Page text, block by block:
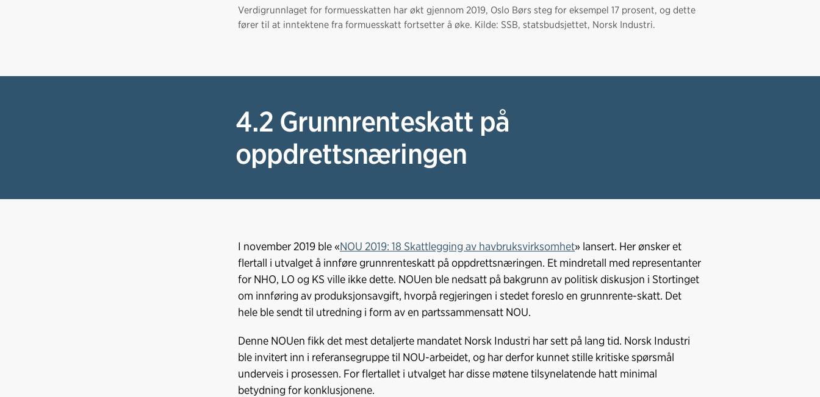
Verdigrunnlaget for formuesskatten har økt gjennom 2019, Oslo Børs steg for eksempel 17 prosent, og dette
fører til at inntektene fra formuesskatt fortsetter å øke. Kilde: SSB, statsbudsjettet, Norsk Industri.
4.2 Grunnrenteskatt på
oppdrettsnæringen
I november 2019 ble «NOU 2019: 18 Skattlegging av havbruksvirksomhet» lansert. Her ønsker et
flertall i utvalget å innføre grunnrenteskatt på oppdrettsnæringen. Et mindretall med representanter
for NHO, LO og KS ville ikke dette. NOUen ble nedsatt på bakgrunn av politisk diskusjon i Stortinget
om innføring av produksjonsavgift, hvorpå regjeringen i stedet foreslo en grunnrente-skatt. Det
hele ble sendt til utredning i form av en partssammensatt NOU.
Denne NOUen fikk det mest detaljerte mandatet Norsk Industri har sett på lang tid. Norsk Industri
ble invitert inn i referansegruppe til NOU-arbeidet, og har derfor kunnet stille kritiske spørsmål
underveis i prosessen. For flertallet i utvalget har disse møtene tilsynelatende hatt minimal
betydning for konklusjonene.